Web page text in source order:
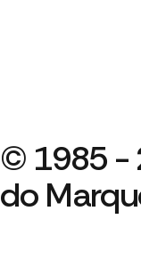
© 1985 -
do